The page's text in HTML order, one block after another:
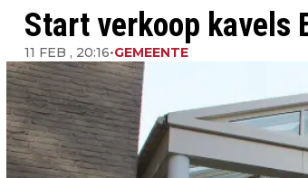
Start verkoop kavels
11 FEB , 20:16•GEMEENTE